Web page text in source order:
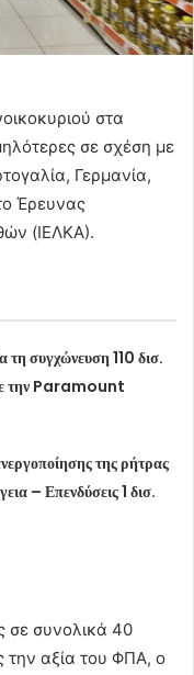
στα
σε σχέση με
Γερμανία,
Έρευνας
(ΙΕΛΚΑ).
τη συγχώνευση 110 δισ.
την Paramount
της ρήτρας
– Επενδύσεις 1 δισ.
σε συνολικά 40
την αξία του ΦΠΑ, ο